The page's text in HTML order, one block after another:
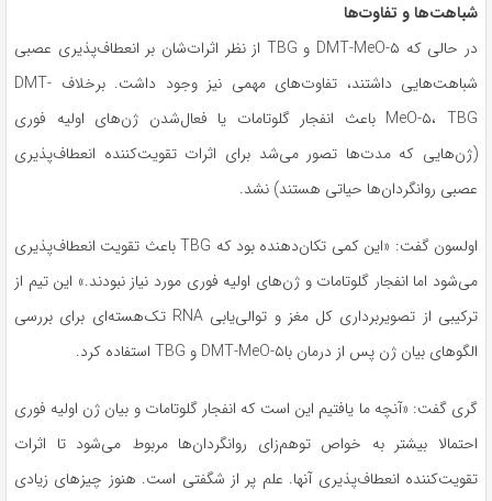
شباهت‌ها و تفاوت‌ها
در حالی که DMT-MeO-۵ و TBG از نظر اثرات‌شان بر انعطاف‌پذیری عصبی
شباهت‌هایی داشتند، تفاوت‌های مهمی نیز وجود داشت. برخلاف DMT-
MeO-۵، TBG باعث انفجار گلوتامات یا فعال‌شدن ژن‌های اولیه فوری
(ژن‌هایی که مدت‌ها تصور می‌شد برای اثرات تقویت‌کننده انعطاف‌پذیری
عصبی روانگردان‌ها حیاتی هستند) نشد.
اولسون گفت: «این کمی تکان‌دهنده بود که TBG باعث تقویت انعطاف‌پذیری
می‌شود اما انفجار گلوتامات و ژن‌های اولیه فوری مورد نیاز نبودند.» این تیم از
ترکیبی از تصویربرداری کل مغز و توالی‌یابی RNA تک‌هسته‌ای برای بررسی
الگوهای بیان ژن پس از درمان باDMT-MeO-۵ و TBG استفاده کرد.
گری گفت: «آنچه ما یافتیم این است که انفجار گلوتامات و بیان ژن اولیه فوری
احتمالا بیشتر به خواص توهم‌زای روانگردان‌ها مربوط می‌شود تا اثرات
تقویت‌کننده انعطاف‌پذیری آنها. علم پر از شگفتی است. هنوز چیزهای زیادی